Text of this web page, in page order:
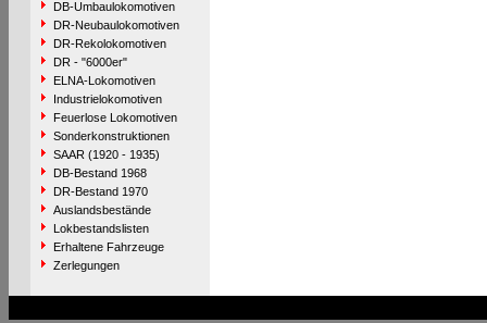
DB-Umbaulokomotiven
DR-Neubaulokomotiven
DR-Rekolokomotiven
DR - "6000er"
ELNA-Lokomotiven
Industrielokomotiven
Feuerlose Lokomotiven
Sonderkonstruktionen
SAAR (1920 - 1935)
DB-Bestand 1968
DR-Bestand 1970
Auslandsbestände
Lokbestandslisten
Erhaltene Fahrzeuge
Zerlegungen